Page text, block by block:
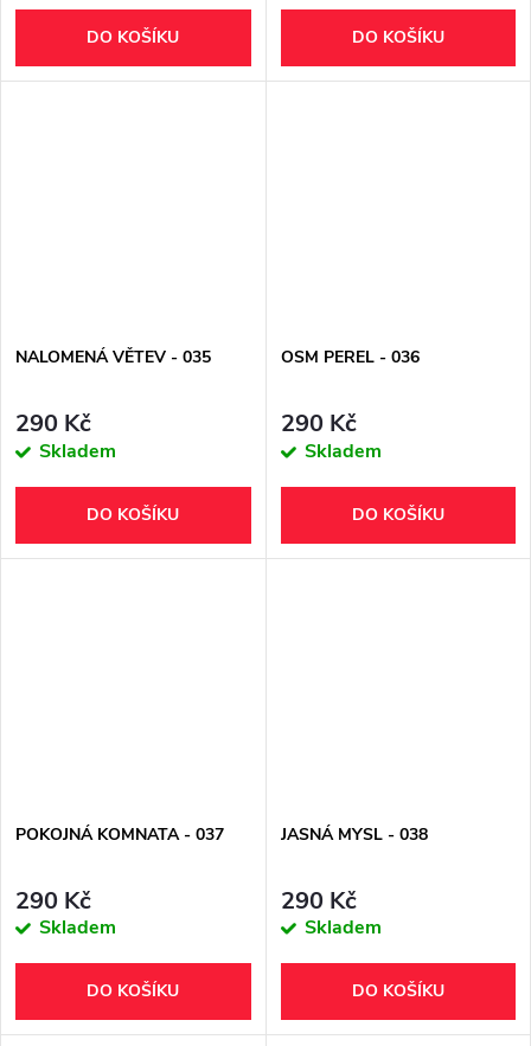
DO KOŠÍKU DO KOŠÍKU
NALOMENÁ VĚTEV - 035
290 Kč
Skladem
DO KOŠÍKU
OSM PEREL - 036
290 Kč
Skladem
DO KOŠÍKU
POKOJNÁ KOMNATA - 037
290 Kč
Skladem
DO KOŠÍKU
JASNÁ MYSL - 038
290 Kč
Skladem
DO KOŠÍKU